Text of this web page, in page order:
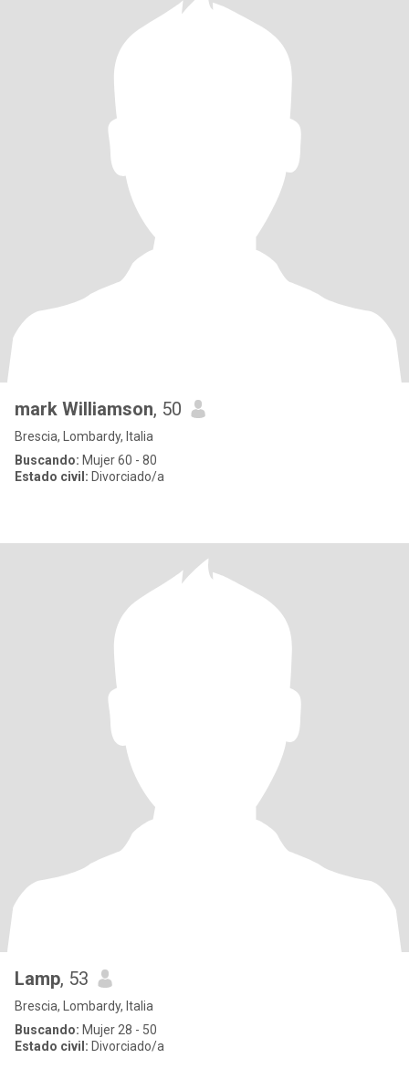
mark Williamson, 50
Brescia, Lombardy, Italia
Buscando: Mujer 60 - 80
Estado civil: Divorciado/a
Lamp, 53
Brescia, Lombardy, Italia
Buscando: Mujer 28 - 50
Estado civil: Divorciado/a